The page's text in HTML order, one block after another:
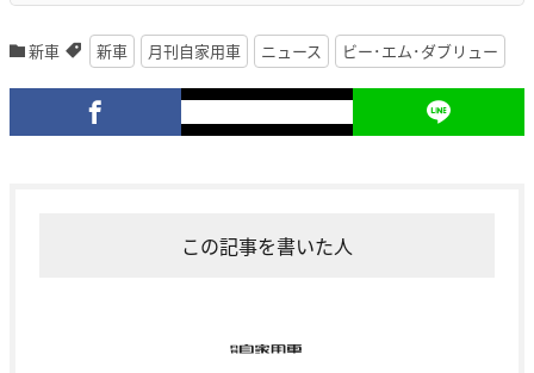
新車 新車 月刊自家用車 ニュース ビー･エム･ダブリュー
この記事を書いた人